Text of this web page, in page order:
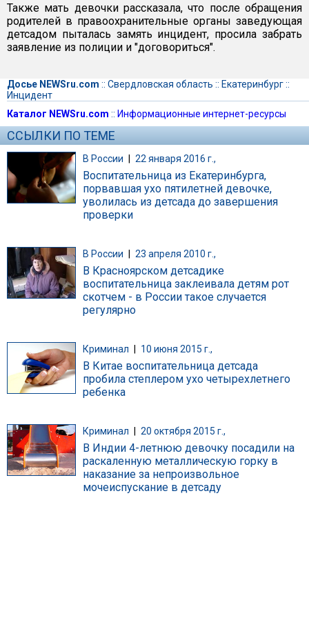
Также мать девочки рассказала, что после обращения
родителей в правоохранительные органы заведующая
детсадом пыталась замять инцидент, просила забрать
заявление из полиции и "договориться".
Досье NEWSru.com :: Свердловская область :: Екатеринбург::
Инцидент
Каталог NEWSru.com :: Информационные интернет-ресурсы
ССЫЛКИ ПО ТЕМЕ
В России | 22 января 2016 г.,
Воспитательница из Екатеринбурга,
порвавшая ухо пятилетней девочке,
уволилась из детсада до завершения
проверки
В России 23 апреля 2010 г.,
В Красноярском детсадике
воспитательница заклеивала детям рот
скотчем - в России такое случается
регулярно
Криминал 10 июня 2015 г.,
В Китае воспитательница детсада
пробила степлером ухо четырехлетнего
ребенка
Криминал 20 октября 2015 г.,
В Индии 4-летнюю девочку посадили на
раскаленную металлическую горку в
наказание за непроизвольное
мочеиспускание в детсаду